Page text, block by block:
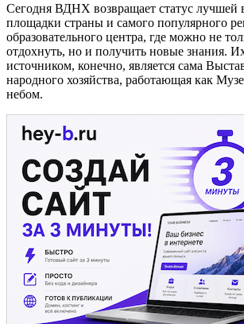
Сегодня ВДНХ возвращает статус лучшей
площадки страны и самого популярного
образовательного центра, где можно не
отдохнуть, но и получить новые знания.
источником, конечно, является сама
народного хозяйства, работающая как
небом.